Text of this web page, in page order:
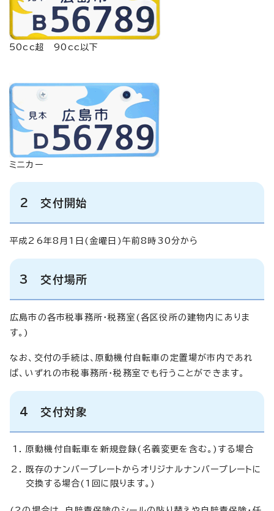
50cc超 90cc以下
ミニカー
2 交付開始
平成26年8月1日(金曜日)午前8時30分から
3 交付場所
広島市の各市税事務所・税務室(各区役所の建物内にありま
す。)
なお、交付の手続は、原動機付自転車の定置場が市内であれ
ば、いずれの市税事務所・税務室でも行うことができます。
4 交付対象
原動機付自転車を新規登録(名義変更を含む。)する場合
既存のナンバープレートからオリジナルナンバープレートに
交換する場合(1回に限ります。)